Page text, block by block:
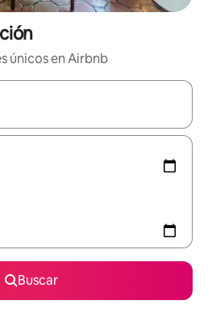
únicos en Airbnb
disponibles, navega con las
Buscar